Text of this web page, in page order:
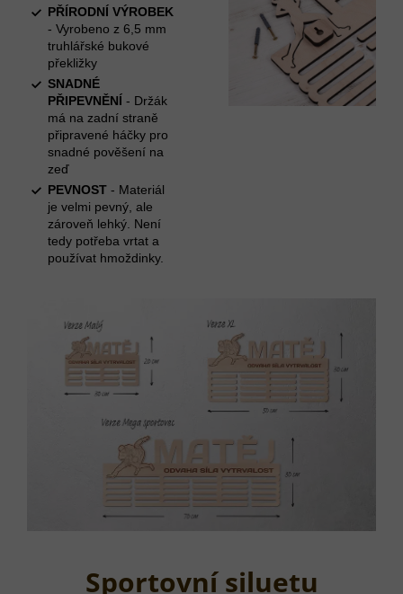
PŘÍRODNÍ VÝROBEK
- Vyrobeno z 6,5 mm
truhlářské bukové
překližky
SNADNÉ
PŘIPEVNĚNÍ - Držák
má na zadní straně
připravené háčky pro
snadné pověšení na
zeď
PEVNOST - Materiál
je velmi pevný, ale
zároveň lehký. Není
tedy potřeba vrtat a
používat hmoždinky.
Sportovní siluetu